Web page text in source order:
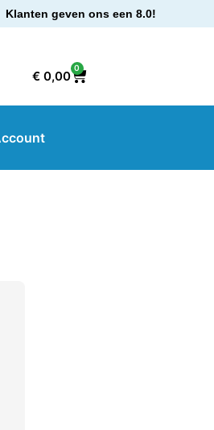
Klanten geven ons een 8.0!
€0,00
0